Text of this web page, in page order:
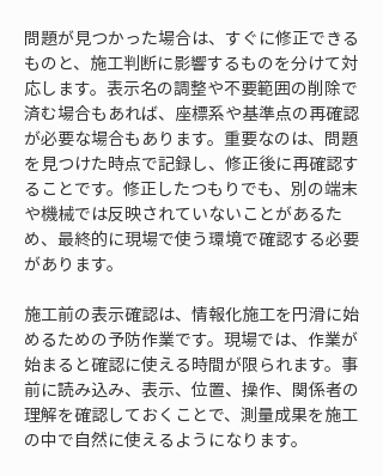
問題が見つかった場合は、すぐに修正できる
ものと、施工判断に影響するものを分けて対
応します。表示名の調整や不要範囲の削除で
済む場合もあれば、座標系や基準点の再確認
が必要な場合もあります。重要なのは、問題
を見つけた時点で記録し、修正後に再確認す
ることです。修正したつもりでも、別の端末
や機械では反映されていないことがあるた
め、最終的に現場で使う環境で確認する必要
があります。
施工前の表示確認は、情報化施工を円滑に始
めるための予防作業です。現場では、作業が
始まると確認に使える時間が限られます。事
前に読み込み、表示、位置、操作、関係者の
理解を確認しておくことで、測量成果を施工
の中で自然に使えるようになります。